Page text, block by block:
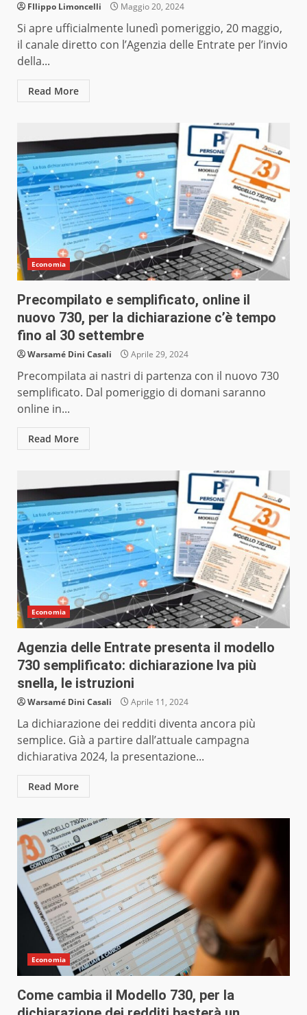
FIlippo Limoncelli Maggio 20, 2024
Si apre ufficialmente lunedì pomeriggio, 20 maggio,
il canale diretto con l’Agenzia delle Entrate per l’invio
della...
Read More
Economia
Precompilato e semplificato, online il
nuovo 730, per la dichiarazione c’è tempo
fino al 30 settembre
Warsamé Dini Casali Aprile 29, 2024
Precompilata ai nastri di partenza con il nuovo 730
semplificato. Dal pomeriggio di domani saranno
online in...
Read More
Economia
Agenzia delle Entrate presenta il modello
730 semplificato: dichiarazione Iva più
snella, le istruzioni
Warsamé Dini Casali Aprile 11, 2024
La dichiarazione dei redditi diventa ancora più
semplice. Già a partire dall’attuale campagna
dichiarativa 2024, la presentazione...
Read More
Economia
Come cambia il Modello 730, per la